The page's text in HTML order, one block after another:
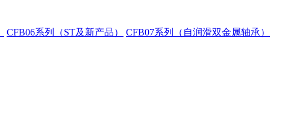
CFB06系列（ST及新产品）
CFB07系列（自润滑双金属轴承）